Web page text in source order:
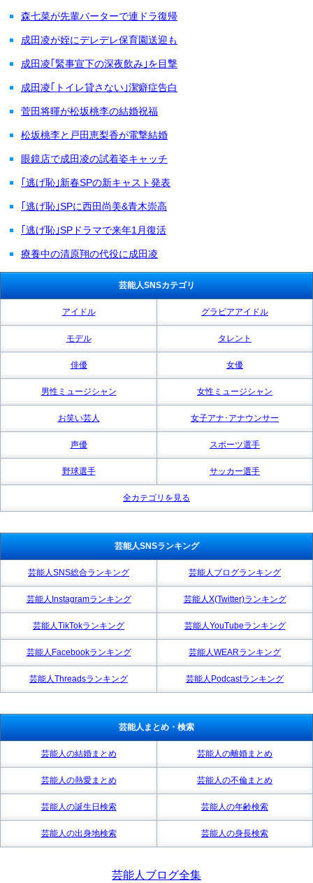
森七菜が先輩バーターで連ドラ復帰
成田凌が姪にデレデレ保育園送迎も
成田凌｢緊事宣下の深夜飲み｣を目撃
成田凌｢トイレ貸さない｣潔癖症告白
菅田将暉が松坂桃李の結婚祝福
松坂桃李と戸田恵梨香が電撃結婚
眼鏡店で成田凌の試着姿キャッチ
｢逃げ恥｣新春SPの新キャスト発表
｢逃げ恥｣SPに西田尚美&青木崇高
｢逃げ恥｣SPドラマで来年1月復活
療養中の清原翔の代役に成田凌
芸能人SNSカテゴリ
アイドル グラビアアイドル
モデル タレント
俳優 女優
男性ミュージシャン 女性ミュージシャン
お笑い芸人 女子アナ･アナウンサー
声優 スポーツ選手
野球選手 サッカー選手
全カテゴリを見る
芸能人SNSランキング
芸能人SNS総合ランキング 芸能人ブログランキング
芸能人Instagramランキング 芸能人X(Twitter)ランキング
芸能人TikTokランキング 芸能人YouTubeランキング
芸能人Facebookランキング 芸能人WEARランキング
芸能人Threadsランキング 芸能人Podcastランキング
芸能人まとめ・検索
芸能人の結婚まとめ 芸能人の離婚まとめ
芸能人の熱愛まとめ 芸能人の不倫まとめ
芸能人の誕生日検索 芸能人の年齢検索
芸能人の出身地検索 芸能人の身長検索
芸能人ブログ全集